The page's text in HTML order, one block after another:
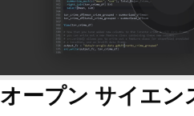
オープン サイエン